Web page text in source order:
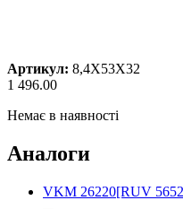
Артикул: 8,4X53X32
1 496.00
Немає в наявності
Аналоги
VKM 26220[RUV